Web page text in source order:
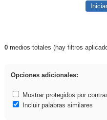
Resultados de:
0medios totales (hay filtros
Opciones adicionales:
Mostrar protegidos por
Incluir palabras similares